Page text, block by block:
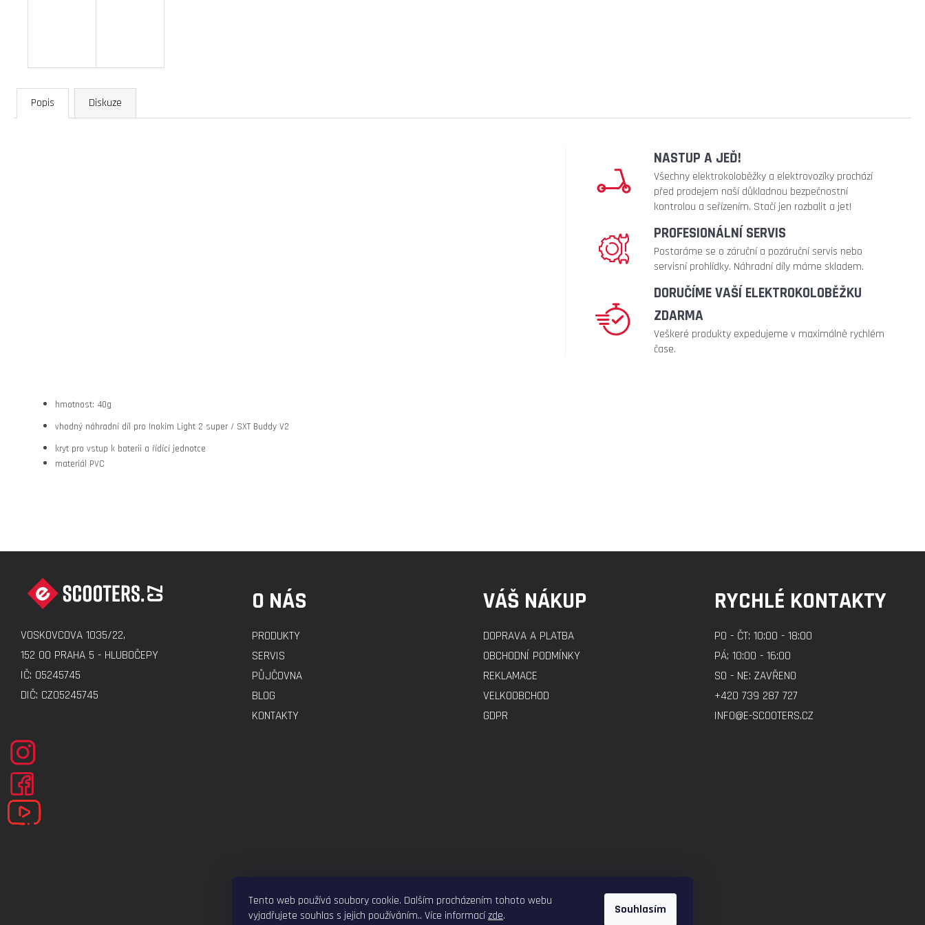
Tento web používá soubory cookie. Dalším procházením tohoto webu
vyjadřujete souhlas s jejich používáním.. Více informacízde. Souhlasím
Popis Diskuze
NASTUP A JEĎ!
Všechny elektrokoloběžky a elektrovozíky prochází
před prodejem naší důkladnou bezpečnostní
kontrolou a seřízením. Stačí jen rozbalit a jet!
PROFESIONÁLNÍ SERVIS
Postaráme se o záruční a pozáruční servis nebo
servisní prohlídky. Náhradní díly máme skladem.
DORUČÍME VAŠÍ ELEKTROKOLOBĚŽKU
ZDARMA
Veškeré produkty expedujeme v maximálně rychlém
čase.
hmotnost: 40g
vhodný náhradní díl pro Inokim Light 2 super / SXT Buddy V2
kryt pro vstup k baterii a řídící jednotce
materiál PVC
Z
VOSKOVCOVA 1035/22,
152 00 PRAHA 5 - HLUBOČEPY
IČ: 05245745
DIČ: CZ05245745
O NÁS
PRODUKTY
SERVIS
PŮJČOVNA
BLOG
KONTAKTY
VÁŠ NÁKUP
DOPRAVA A PLATBA
OBCHODNÍ PODMÍNKY
REKLAMACE
VELKOOBCHOD
GDPR
RYCHLÉ KONTAKTY
PO - ČT: 10:00 - 18:00
PÁ: 10:00 - 16:00
SO - NE: ZAVŘENO
+420 739 287 727
INFO@E-SCOOTERS.CZ
ELEKTRO-VOZITKO.CZ ELEKTROKOLOBEZKY.CZ